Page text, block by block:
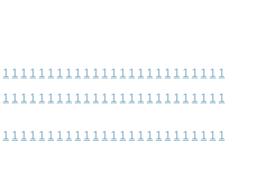
1 1 1 1 1 1 1 1 1 1 1 1 1 1 1 1 1 1 1 1 1 1 1 1 1
1 1 1 1 1 1 1 1 1 1 1 1 1 1 1 1 1 1 1 1 1 1 1 1 1
1 1 1 1 1 1 1 1 1 1 1 1 1 1 1 1 1 1 1 1 1 1 1 1 1